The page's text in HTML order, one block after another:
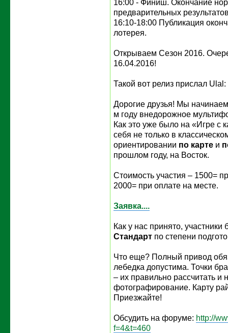
16:00 - Финиш. Окончание
предварительных
16:10-18:00 Публикация
лотерея.
Открываем Сезон 2016.
16.04.2016!
Такой вот релиз прислал Ulal:
Дорогие друзья! Мы
м году внедорожное
Как это уже было на «Игре с
себя не только в
ориентировании по картеи
прошлом году, на Восток.
Стоимость участия – 1500=
2000= при оплате на месте.
Заявка....
Как у нас принято,
Стандартпо степени
Что еще? Полный привод
лебедка допустима. Точки
– их правильно рассчитать и
фотографирование. Карту
Приезжайте!
Обсудить на форуме: http://
f=4&t=460